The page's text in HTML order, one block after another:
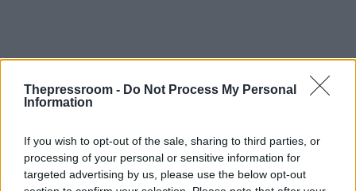
Thepressroom - Do Not Process My Personal
Information
If you wish to opt-out of the sale, sharing to third parties, or
processing of your personal or sensitive information for
targeted advertising by us, please use the below opt-out